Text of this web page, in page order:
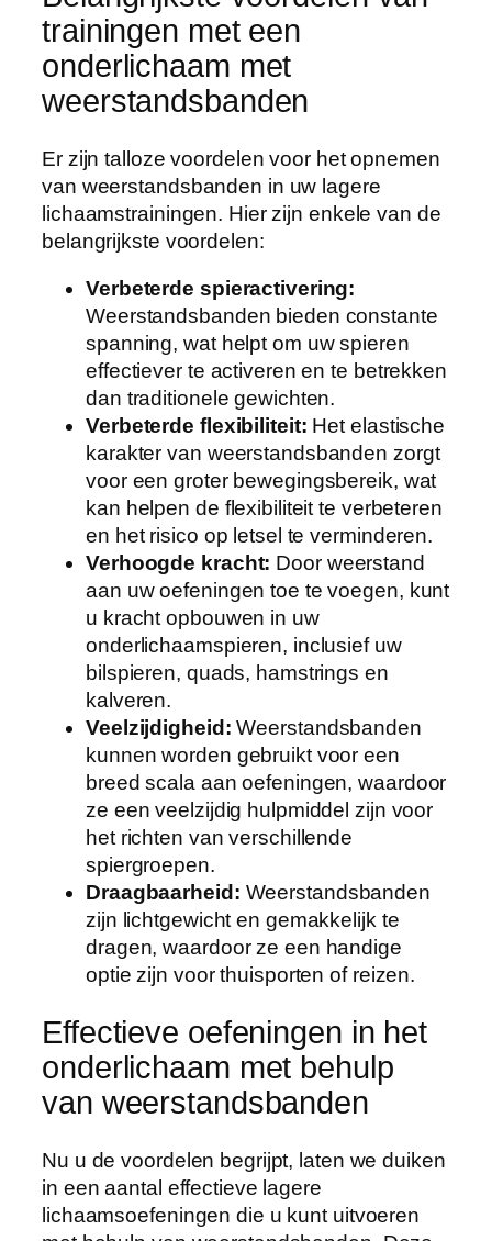
trainingen met een
onderlichaam met
weerstandsbanden
Er zijn talloze voordelen voor het opnemen
van weerstandsbanden in uw lagere
lichaamstrainingen. Hier zijn enkele van de
belangrijkste voordelen:
Verbeterde spieractivering:
Weerstandsbanden bieden constante
spanning, wat helpt om uw spieren
effectiever te activeren en te betrekken
dan traditionele gewichten.
Verbeterde flexibiliteit: Het elastische
karakter van weerstandsbanden zorgt
voor een groter bewegingsbereik, wat
kan helpen de flexibiliteit te verbeteren
en het risico op letsel te verminderen.
Verhoogde kracht: Door weerstand
aan uw oefeningen toe te voegen, kunt
u kracht opbouwen in uw
onderlichaamspieren, inclusief uw
bilspieren, quads, hamstrings en
kalveren.
Veelzijdigheid: Weerstandsbanden
kunnen worden gebruikt voor een
breed scala aan oefeningen, waardoor
ze een veelzijdig hulpmiddel zijn voor
het richten van verschillende
spiergroepen.
Draagbaarheid: Weerstandsbanden
zijn lichtgewicht en gemakkelijk te
dragen, waardoor ze een handige
optie zijn voor thuisporten of reizen.
Effectieve oefeningen in het
onderlichaam met behulp
van weerstandsbanden
Nu u de voordelen begrijpt, laten we duiken
in een aantal effectieve lagere
lichaamsoefeningen die u kunt uitvoeren